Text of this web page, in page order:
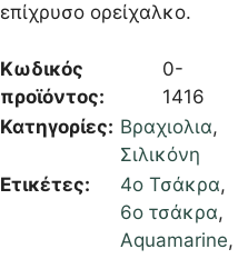
επίχρυσο ορείχαλκο.
Κωδικός
προϊόντος:
0-
1416
Κατηγορίες: Βραχιολια,
Σιλικόνη
Ετικέτες:
4ο Τσάκρα,
6ο τσάκρα,
Aquamarine,